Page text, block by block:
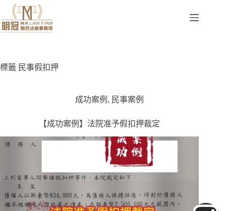
標籤 民事假扣押
成功案例 , 民事案例
【成功案例】法院准予假扣押裁定